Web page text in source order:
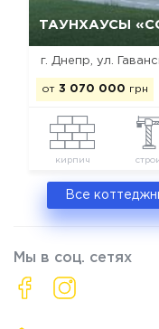
ТАУНХАУСЫ
г. Днепр, ул.
от 3 070 000 грн
кирпич
Все
Мы в соц. сетях